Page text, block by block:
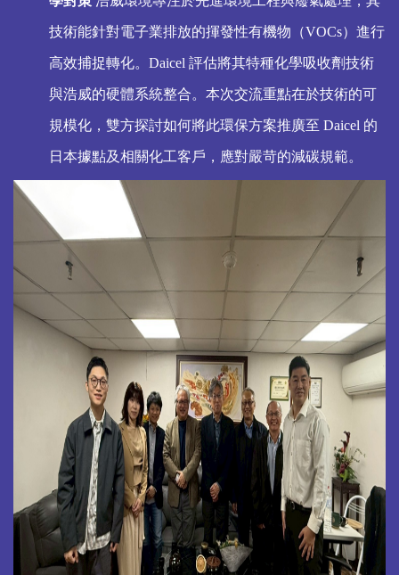
技術能針對電子業排放的揮發性有機物（VOCs）進行
高效捕捉轉化。Daicel 評估將其特種化學吸收劑技術
與浩威的硬體系統整合。本次交流重點在於技術的可
規模化，雙方探討如何將此環保方案推廣至 Daicel 的
日本據點及相關化工客戶，應對嚴苛的減碳規範。